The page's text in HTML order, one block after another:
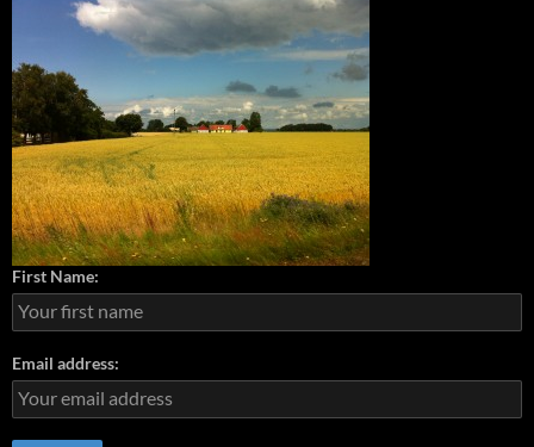
First Name:
Email address: